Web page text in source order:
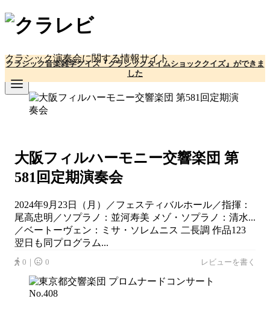
コ
ン
ツ
へ
移
クラシック演奏会に関する情報サイト
クラシック音楽雑学クイズ『クラシックタイムショッククイズ』ができま
した
大阪フィルハーモニー交響楽団 第
581回定期演奏会
2024年9月23日（月）／フェスティバルホール／指揮：
尾高忠明／ソプラノ：並河寿美 メゾ・ソプラノ：清水...
／ベートーヴェン：ミサ・ソレムニス 二長調 作品123
翌日も同プログラム...
0｜ 0 レビューを書く